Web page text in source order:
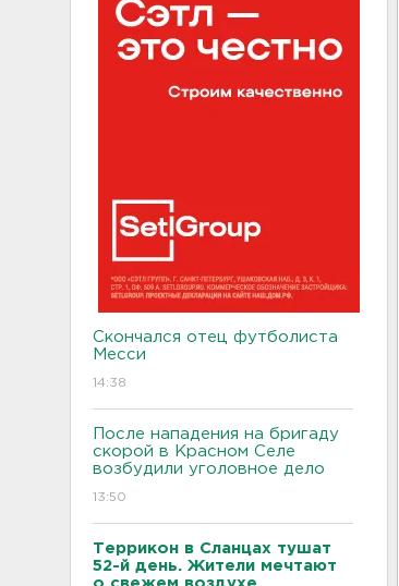
Скончался отец футболиста
Месси
14:38
После нападения на бригаду
скорой в Красном Селе
возбудили уголовное дело
13:50
Террикон в Сланцах тушат
52-й день. Жители мечтают
о свежем воздухе